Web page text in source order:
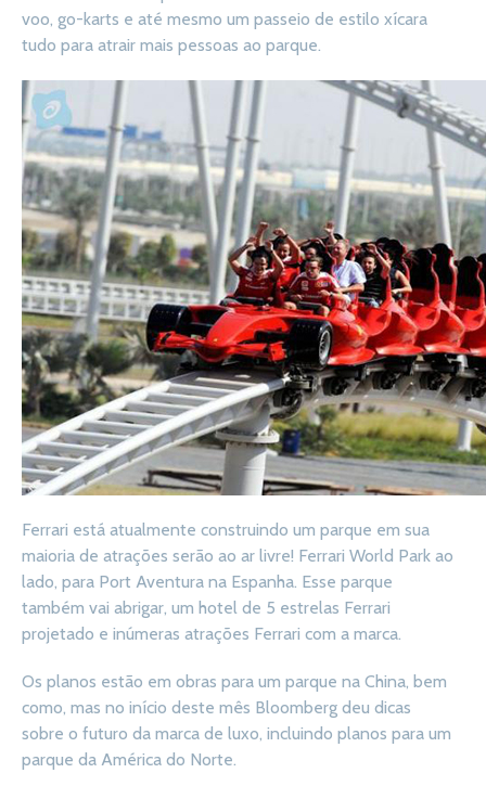
voo, go-karts e até mesmo um passeio de estilo xícara
tudo para atrair mais pessoas ao parque.
Ferrari está atualmente construindo um parque em sua
maioria de atrações serão ao ar livre! Ferrari World Park ao
lado, para Port Aventura na Espanha. Esse parque
também vai abrigar, um hotel de 5 estrelas Ferrari
projetado e inúmeras atrações Ferrari com a marca.
Os planos estão em obras para um parque na China, bem
como, mas no início deste mês Bloomberg deu dicas
sobre o futuro da marca de luxo, incluindo planos para um
parque da América do Norte.